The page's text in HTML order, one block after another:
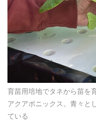
育苗用培地でタネから苗を
アクアポニックス。青々と
ている